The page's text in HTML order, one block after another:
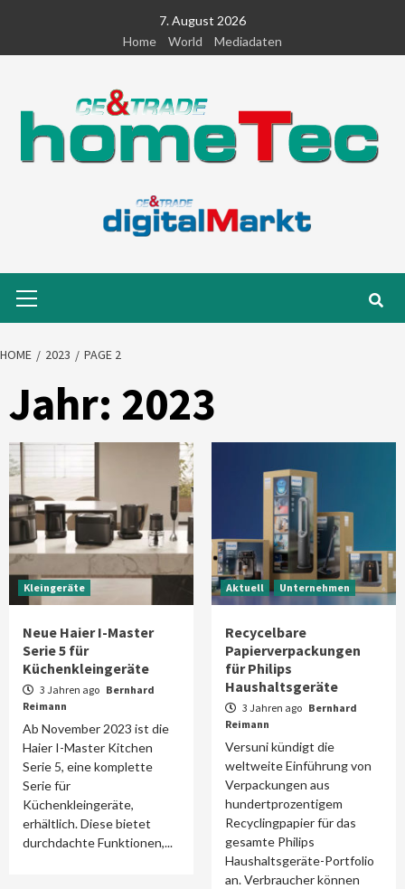
content
7. August 2026
Home
World Mediadaten
Menu
HOME 2023 PAGE 2
Jahr: 2023
Kleingeräte
Neue Haier I-Master
Serie 5 für
Küchenkleingeräte
3 Jahren ago Bernhard
Reimann
Ab November 2023 ist die
Haier I-Master Kitchen
Serie 5, eine komplette
Serie für
Küchenkleingeräte,
erhältlich. Diese bietet
durchdachte Funktionen,...
Aktuell Unternehmen
Recycelbare
Papierverpackungen
für Philips
Haushaltsgeräte
3 Jahren ago Bernhard
Reimann
Versuni kündigt die
weltweite Einführung von
Verpackungen aus
hundertprozentigem
Recyclingpapier für das
gesamte Philips
Haushaltsgeräte-Portfolio
an. Verbraucher können